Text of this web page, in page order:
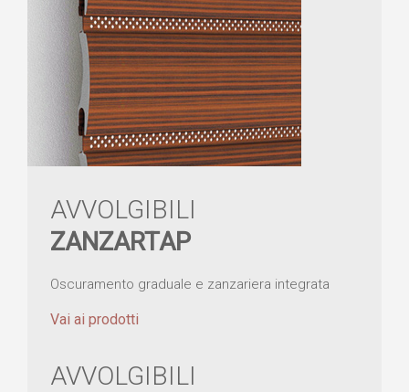
AVVOLGIBILI
ZANZARTAP
Oscuramento graduale e zanzariera integrata
Vai ai prodotti
AVVOLGIBILI